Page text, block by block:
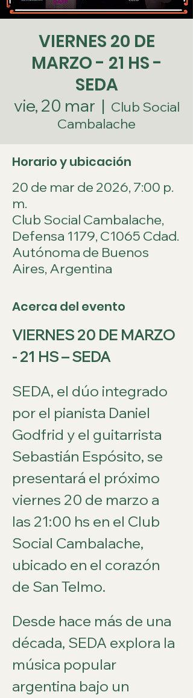
VIERNES 20 DE
MARZO - 21 HS -
SEDA
vie, 20 mar
  |
Club Social
Cambalache
Horario y ubicación
20 de mar de 2026, 7:00 p.
m.
Club Social Cambalache,
Defensa 1179, C1065 Cdad.
Autónoma de Buenos
Aires, Argentina
Acerca del evento
VIERNES 20 DE MARZO
- 21 HS – SEDA
SEDA, el dúo integrado
por el pianista Daniel
Godfrid y el guitarrista
Sebastián Espósito, se
presentará el próximo
viernes 20 de marzo a
las 21:00 hs en el Club
Social Cambalache,
ubicado en el corazón
de San Telmo.
Desde hace más de una
década, SEDA explora la
música popular
argentina bajo un